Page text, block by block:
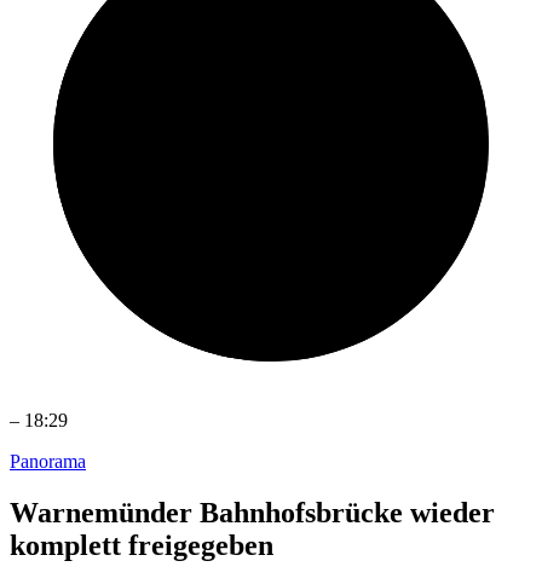
– 18:29
Panorama
Warnemünder Bahnhofsbrücke wieder
komplett freigegeben